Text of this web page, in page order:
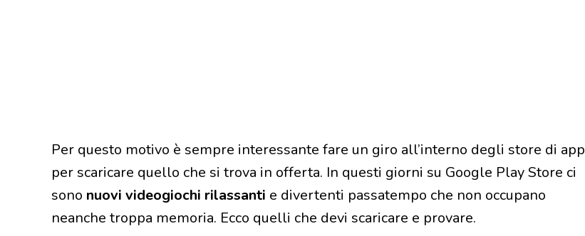
Per questo motivo è sempre interessante fare un giro all’interno degli store di app
per scaricare quello che si trova in offerta. In questi giorni su Google Play Store ci
sono nuovi videogiochi rilassanti e divertenti passatempo che non occupano
neanche troppa memoria. Ecco quelli che devi scaricare e provare.